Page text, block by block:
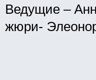
Ведущие –
жюри-